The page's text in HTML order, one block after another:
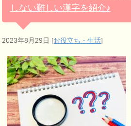
しない難しい漢字を紹介♪
2023年8月29日 [お役立ち・生活]